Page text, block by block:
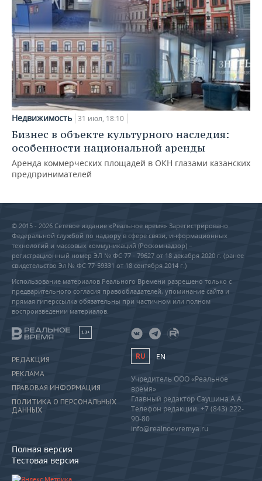
Недвижимость 31 июл, 18:10
Бизнес в объекте культурного наследия:
особенности национальной аренды
Аренда коммерческих площадей в ОКН глазами казанских
предпринимателей
© 2015 - 2026 Сетевое издание «Реальное время» Зарегистрировано
Федеральной службой по надзору в сфере связи, информационных
технологий и массовых коммуникаций (Роскомнадзор) –
регистрационный номер ЭЛ № ФС 77 - 79627 от 18 декабря 2020 г. (ранее
свидетельство Эл № ФС 77-59331 от 18 сентября 2014 г.)
Использование материалов Реального Времени разрешено только с
предварительного согласия правообладателей, упоминание сайта и
прямая гиперссылка обязательны при частичном или полном
воспроизведении материалов.
18+
РЕДАКЦИЯ
РЕКЛАМА
ПРАВОВАЯ ИНФОРМАЦИЯ
ПОЛИТИКА О ПЕРСОНАЛЬНЫХ
ДАННЫХ
Полная версия
Тестовая версия
RU EN
Учредитель ООО «Реальное
время»
Главный редактор Саушина А.А.
Телефон редакции: +7 (843) 222-
90-80
info@realnoevremya.ru